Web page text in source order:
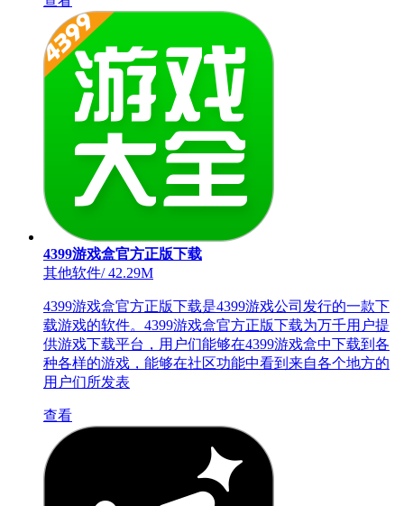
4399游戏盒官方正版下载
其他软件/42.29M
4399游戏盒官方正版下载是4399游戏公司发行的一款下
载游戏的软件。4399游戏盒官方正版下载为万千用户提
供游戏下载平台，用户们能够在4399游戏盒中下载到各
种各样的游戏，能够在社区功能中看到来自各个地方的
用户们所发表
查看